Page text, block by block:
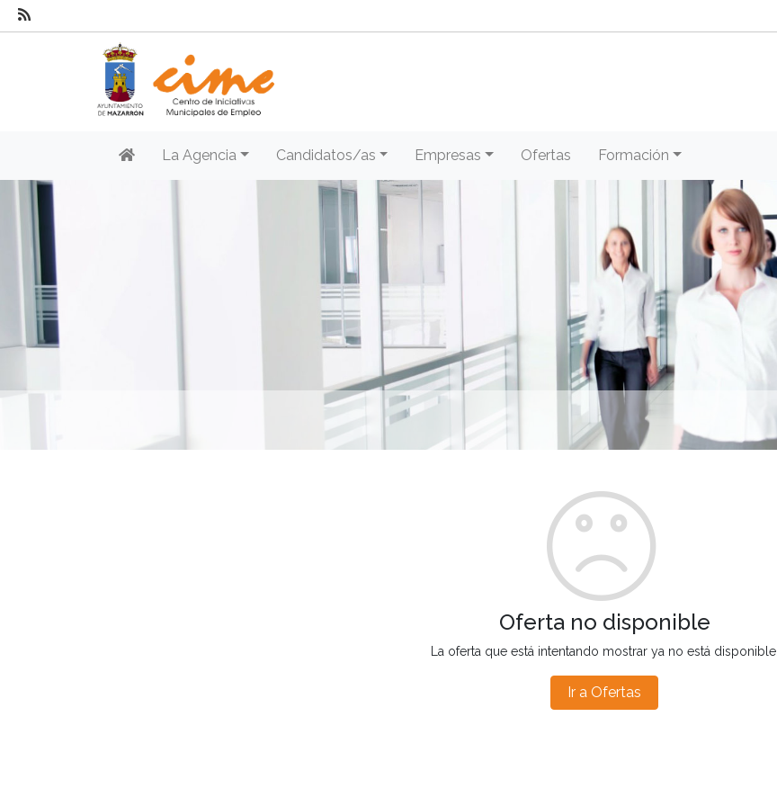
La Agencia Candidatos/as Empresas Ofertas Formación
Oferta no disponible
La oferta que está intentando mostrar ya no está disponible.
Ir a Ofertas